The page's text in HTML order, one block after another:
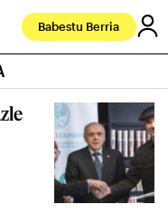
Babestu Berria